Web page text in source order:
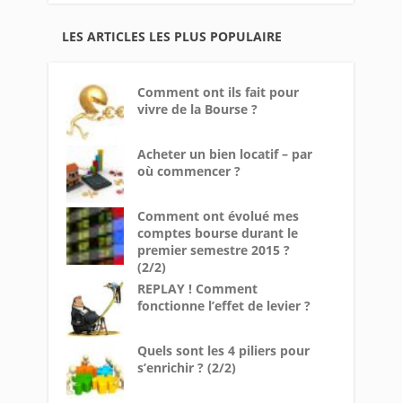
LES ARTICLES LES PLUS POPULAIRE
Comment ont ils fait pour
vivre de la Bourse ?
Acheter un bien locatif – par
où commencer ?
Comment ont évolué mes
comptes bourse durant le
premier semestre 2015 ?
(2/2)
REPLAY ! Comment
fonctionne l’effet de levier ?
Quels sont les 4 piliers pour
s’enrichir ? (2/2)